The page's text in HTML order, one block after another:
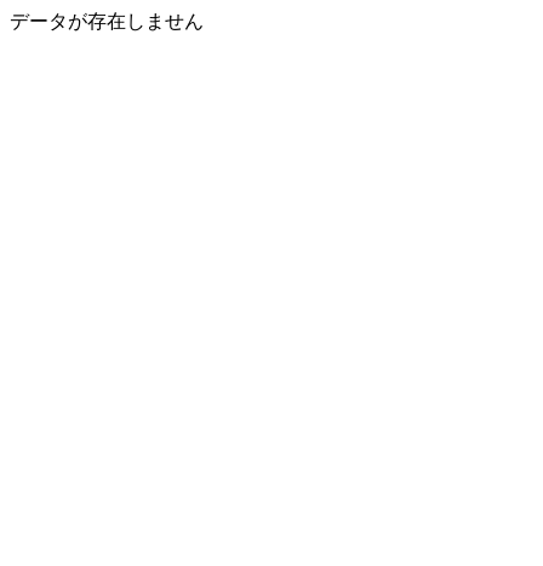
データが存在しません